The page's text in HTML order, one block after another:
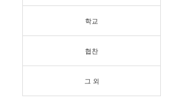
학교
협찬
그 외